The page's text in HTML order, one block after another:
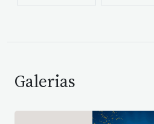
Galerias